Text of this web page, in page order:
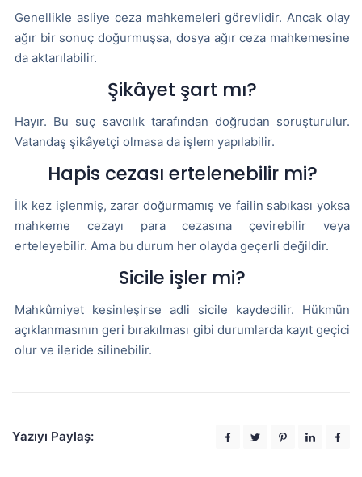
Genellikle asliye ceza mahkemeleri görevlidir. Ancak olay
ağır bir sonuç doğurmuşsa, dosya ağır ceza mahkemesine
da aktarılabilir.
Şikâyet şart mı?
Hayır. Bu suç savcılık tarafından doğrudan soruşturulur.
Vatandaş şikâyetçi olmasa da işlem yapılabilir.
Hapis cezası ertelenebilir mi?
İlk kez işlenmiş, zarar doğurmamış ve failin sabıkası yoksa
mahkeme cezayı para cezasına çevirebilir veya
erteleyebilir. Ama bu durum her olayda geçerli değildir.
Sicile işler mi?
Mahkûmiyet kesinleşirse adli sicile kaydedilir. Hükmün
açıklanmasının geri bırakılması gibi durumlarda kayıt geçici
olur ve ileride silinebilir.
Yazıyı Paylaş: